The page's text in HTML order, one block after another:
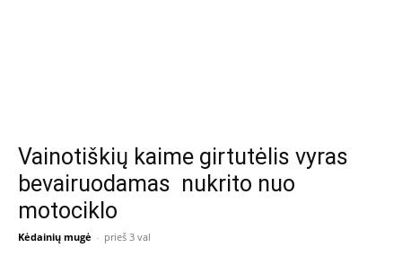
Vainotiškių kaime girtutėlis vyras
bevairuodamas nukrito nuo
motociklo
Kėdainių mugė - prieš 3 val